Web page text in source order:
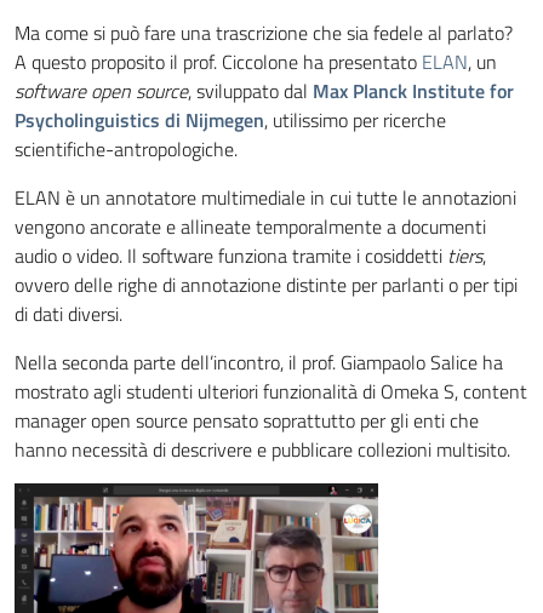
Ma come si può fare una trascrizione che sia fedele al parlato?
A questo proposito il prof. Ciccolone ha presentato ELAN, un
software open source, sviluppato dal Max Planck Institute for
Psycholinguistics di Nijmegen, utilissimo per ricerche
scientifiche-antropologiche.
ELAN è un annotatore multimediale in cui tutte le annotazioni
vengono ancorate e allineate temporalmente a documenti
audio o video. Il software funziona tramite i cosiddetti tiers,
ovvero delle righe di annotazione distinte per parlanti o per tipi
di dati diversi.
Nella seconda parte dell’incontro, il prof. Giampaolo Salice ha
mostrato agli studenti ulteriori funzionalità di Omeka S, content
manager open source pensato soprattutto per gli enti che
hanno necessità di descrivere e pubblicare collezioni multisito.